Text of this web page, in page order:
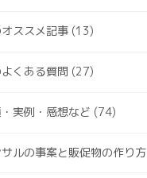
ススメ記事 (13)
くある質問 (27)
実例・感想など (74)
ルの事案と販促物の作り方